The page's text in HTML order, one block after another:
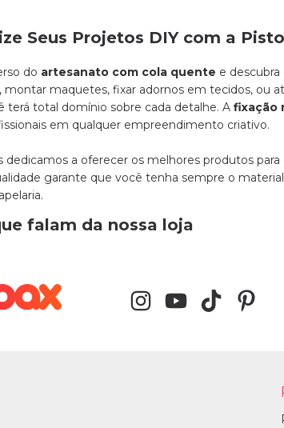
Seus Projetos DIY com a
do artesanato com cola quente e
montar maquetes, fixar adornos em tecidos, ou
terá total domínio sobre cada detalhe. A fixação
em qualquer empreendimento criativo.
dedicamos a oferecer os melhores produtos
garante que você tenha sempre o
falam da nossa loja